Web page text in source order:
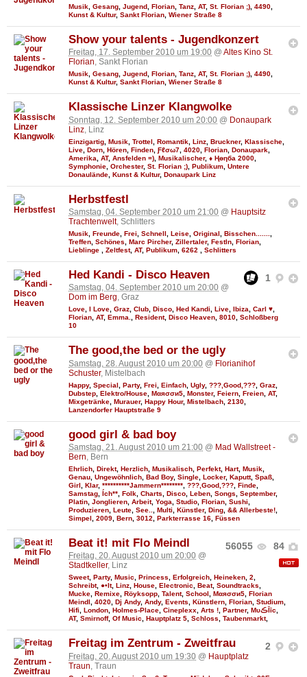
Musik Gesang Jugend Florian Tanz AT, St. Florian ;) 4490
Kunst & Kultur, Sankt Florian Wiener Straße 8
Show your talents - Jugendkonzert
Freitag, 17. September 2010 um 19:00 @ Altes Kino St.
Florian, Sankt Florian
Musik, Gesang, Jugend, Florian, Tanz, AT, St. Florian ;), 4490,
Kunst & Kultur, Sankt Florian, Wiener Straße 8
Klassische Linzer Klangwolke
Sonntag, 12. September 2010 um 20:00 @ Donaupark
Linz , Linz
Einzigartig Musik Trottel Romantik Linz Bruckner, Klassische
Live Dorn Hören Finden Ƒℓσω7 4020 Florian Donaupark
Amerika
AT, Ansfelden =) Musikalischer, ♦ Ңөηба 2000
Symphonie Orchester, St. Florian ;) Publikum Untere
Donaulände Kunst & Kultur, Donaupark Linz
Herbstfestl
Samstag, 04. September 2010 um 21:00 @ Hauptsitz
Trachtenwelt, Schlitters
Musik Freunde Frei Schnell Leise Original Bisschen.......
Treffen Schönes Marc Pircher, Zillertaler, Festln Florian
Lieblinge
Zeltfest, AT, Publikum 6262 Schlitters
1
Hed Kandi - Disco Heaven
Samstag, 04. September 2010 um 20:00 @
Dom im Berg, Graz
Love, I Love, Graz, Club, Disco, Hed Kandi, Live, Ibiza, Carl ♥,
Florian, AT, Emma., Resident, Disco Heaven, 8010, Schloßberg
10
The good,the bed or the ugly
Samstag, 28. August 2010 um 20:00 @ Florianihof
Schuster, Mistelbach
Happy, Special Party, Frei Einfach Ugly, ???,Good,??? Graz
Dubstep Elektro/House Мαяσσи5 Monster, Feiern Freien AT,
Mixgetränke Murauer, Happy Hour, Mistelbach 2130
Lanzendorfer Hauptstraße 9
good girl & bad boy
Samstag, 21. August 2010 um 21:00 @ Mad Wallstreet -
Bern, Bern
Ehrlich Direkt, Herzlich Musikalisch Perfekt, Hart, Musik
Genau Ungewöhnlich Bad Boy, Single Locker, Kaputt, Spaß
Girl
Klar, **********Jammern******** ???,Good,??? Finde
Samstag Ích** Folk Charts Disco Leben Songs September,
Platin Jonglieren Arbeit, Yoga Studio Florian Sushi
Produzieren Leute See.. Multi Künstler, Ding && Allerbeste!
Simpel
2009 Bern 3012 Parkterrasse 16 Füssen
56055 84
Beat it! mit Flo Meindl
Freitag, 20. August 2010 um 20:00 @
Stadtkeller, Linz
Sweet, Party, Music, Princess, Erfolgreich, Heineken, 2,
Schreibt, ●•It, Linz, House, Electronic, Beat, Soundtracks,
Mucke, Remixe, Röyksopp, Talent, School , Мαяσσи5, Florian
Meindl , 4020, Dj Andy, Andy, Events, Künstlern, Florian, Studium,
Hifi, London, Holmes-Place, Cineplexx, Arts !, Partner, MυڪĪīc,
AT, Smirnoff, Of Music, Hauptplatz 5, Schloss, Taubenmarkt,
2
Freitag im Zentrum - Zweitfrau
Freitag, 20. August 2010 um 19:30 @ Hauptplatz
Traun , Traun